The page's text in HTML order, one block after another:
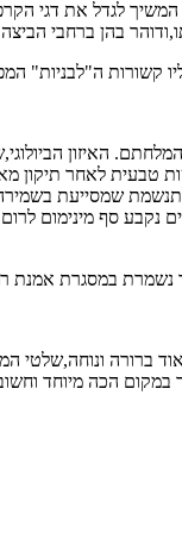
בהן ברחבי
קשורות ה"לבניות"
האיזון
לאחר תיקון
שמסייעת
סף מינימום לרום
ברורה ונוחה,שלטי
במקום הכה מיוחד